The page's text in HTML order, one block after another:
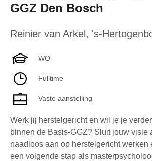
GGZ Den Bosch
Reinier van Arkel , 's-
WO
Fulltime
Vaste aanstelling
Werk jij herstelgericht en wil je je
binnen de Basis-GGZ? Sluit jouw visie
naadloos aan op herstelgericht werken
een volgende stap als